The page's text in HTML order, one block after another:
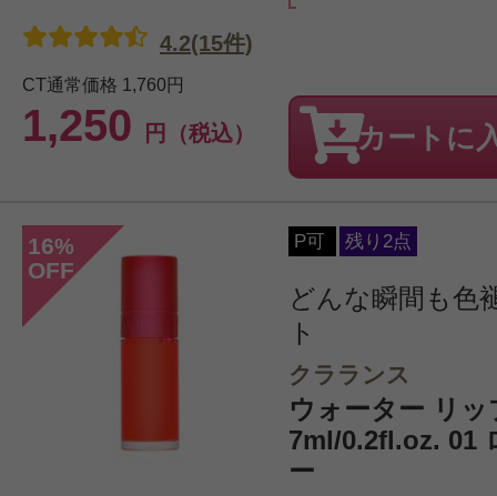
CT通常価格 1,760円
1,250 円（税込）
4.2(15件)
カートに
16%
OFF
P可 残り2点
どんな瞬間も色
ト
クラランス
ウォーター リ
7ml/0.2fl.oz. 01
ー